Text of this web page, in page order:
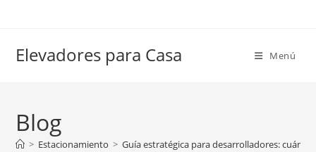
Elevadores para Casa Menú
Blog
> Estacionamiento > Guía estratégica para desarrolladores: